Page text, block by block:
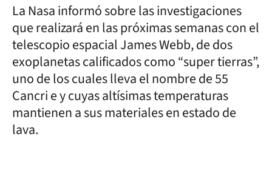
La Nasa informó sobre las investigaciones
que realizará en las próximas semanas con el
telescopio espacial James Webb, de dos
exoplanetas calificados como “super tierras”,
uno de los cuales lleva el nombre de 55
Cancri e y cuyas altísimas temperaturas
mantienen a sus materiales en estado de
lava.